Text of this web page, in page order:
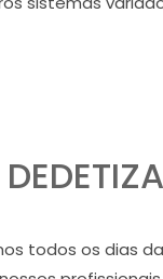
todos os dias